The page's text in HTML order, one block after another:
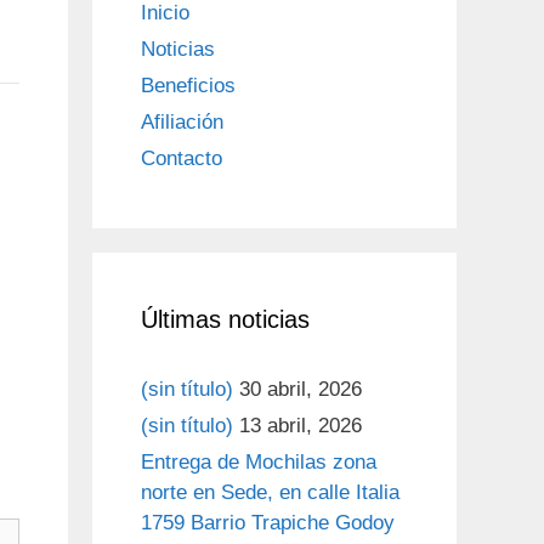
Inicio
Noticias
Beneficios
Afiliación
Contacto
Últimas noticias
(sin título) 30 abril, 2026
(sin título) 13 abril, 2026
Entrega de Mochilas zona
norte en Sede, en calle Italia
1759 Barrio Trapiche Godoy